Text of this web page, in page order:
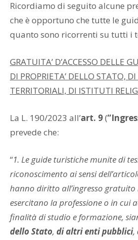
Ricordiamo di seguito alcune
che è opportuno che tutte le
quanto sono ricorrenti su tutti i
GRATUITA’ D’ACCESSO DELLE
DI PROPRIETA’ DELLO STATO,
TERRITORIALI, DI ISTITUTI
La L. 190/2023 all’art. 9(
prevede che:
“1. Le guide turistiche munite di
riconoscimento ai sensi
hanno diritto all’ingresso
esercitano la professione o in cui
finalità di studio e formazione,
dello Stato, di altri enti pubblici,